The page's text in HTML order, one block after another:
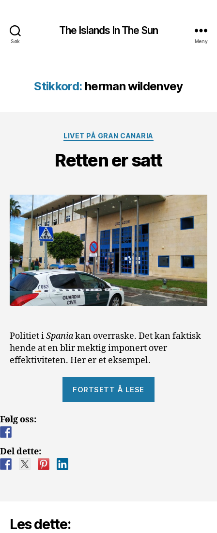
Søk
The Islands In The Sun
Meny
Stikkord: herman wildenvey
Kategorier
LIVET PÅ GRAN CANARIA
Retten er satt
Politiet iSpaniakan overraske. Det kan faktisk
hende at en blir mektig imponert over
effektiviteten. Her er et eksempel.
FORTSETT Å LESE
Følg oss:
Del dette:
Les dette: